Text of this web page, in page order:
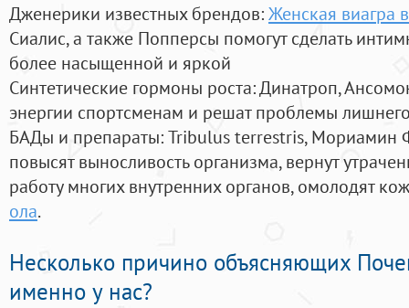
Дженерики известных брендов:Женская виагра
Сиалис, а также Попперсы помогут сделать
более насыщенной и яркой
Синтетические гормоны роста: Динатроп,
энергии спортсменам и решат проблемы
БАДы и препараты:Tribulus terrestris, Мориамин
повысят выносливость организма, вернут
работу многих внутренних органов, омолодят
ола.
Несколько причино объясняющих
именно у нас?